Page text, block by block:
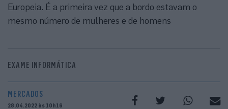
Europeia. É a primeira vez que a bordo estavam o
mesmo número de mulheres e de homens
EXAME INFORMÁTICA
MERCADOS
28.04.2022 às 10h16